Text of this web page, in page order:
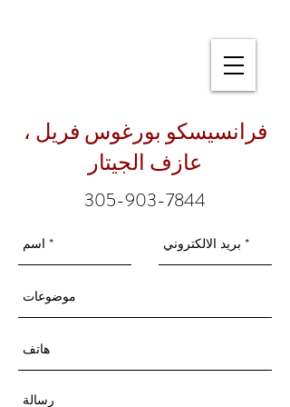
فرانسيسكو بورغوس فريل ،
عازف الجيتار
305-903-7844